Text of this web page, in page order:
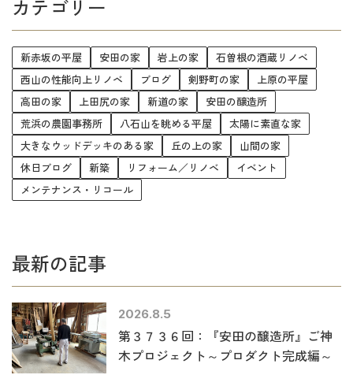
カテゴリー
新赤坂の平屋 安田の家 岩上の家
石曽根の酒蔵リノベ
西山の性能向上リノベ
ブログ 剣野町の家
上原の平屋
高田の家
上田尻の家 新道の家
安田の醸造所
荒浜の農園事務所
八石山を眺める平屋
太陽に素直な家
大きなウッドデッキのある家
丘の上の家
山間の家
休日ブログ
新築 リフォーム／リノベ
イベント
メンテナンス・リコール
最新の記事
2026.8.5
第３７３６回：『安田の醸造所』ご神
木プロジェクト～プロダクト完成編～